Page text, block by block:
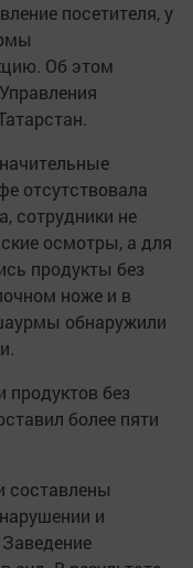
посетителя, у
Об этом
отсутствовала
сотрудники не
осмотры, а для
продукты без
ноже и в
обнаружили
продуктов без
более пяти
составлены
и